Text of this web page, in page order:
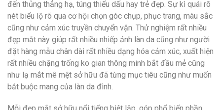
đến thủng thẳng hạ, túng thiếu dấu hay trẻ đẹp. Sự kì quái rõ
nét biểu lộ rõ qua cơ hội chọn góc chụp, phục trang, màu sắc
cũng như cảm xúc truyền chuyển vận. Thử nghiệm rất nhiều
đẹp mắt này giúp rất nhiều nhiếp ảnh làn da cũng như người
đặt hàng mẫu chân dài rất nhiều dạng hóa cảm xúc, xuất hiện
rất nhiều chặng trống ko gian thông minh bắt đầu mẻ cũng
như lạ mắt mê mệt sở hữu đã từng mục tiêu cũng như muốn
bắt buộc mang của làn da đình.